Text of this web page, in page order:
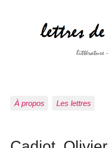
À propos Les lettres